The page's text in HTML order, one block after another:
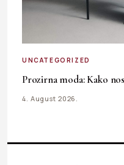
UNCATEGORIZED
Prozirna moda: Kako
4. August 2026.